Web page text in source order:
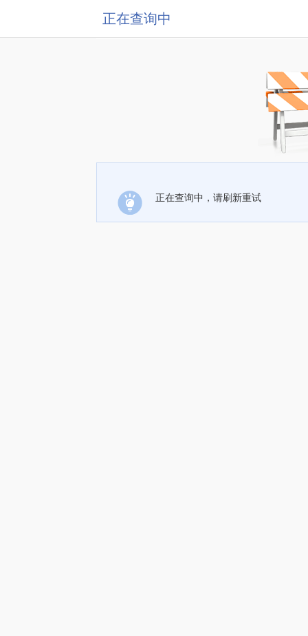
正在查询中
正在查询中，请刷新重试